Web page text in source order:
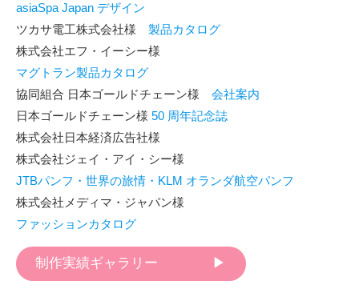
asiaSpa Japan デザイン
ツカサ電工株式会社様 製品カタログ
株式会社エフ・イーシー様
マグトラン製品カタログ
協同組合 日本ゴールドチェーン様 会社案内
日本ゴールドチェーン様 50 周年記念誌
株式会社日本経済広告社様
株式会社ジェイ・アイ・シー様
JTBパンフ・世界の旅情・KLM オランダ航空パンフ
株式会社メディマ・ジャパン様
ファッションカタログ
制作実績ギャラリー ▶︎